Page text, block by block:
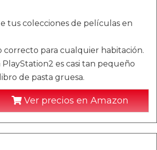
tus colecciones de películas en
correcto para cualquier habitación.
PlayStation2 es casi tan pequeño
de pasta gruesa.
Ver precios en Amazon